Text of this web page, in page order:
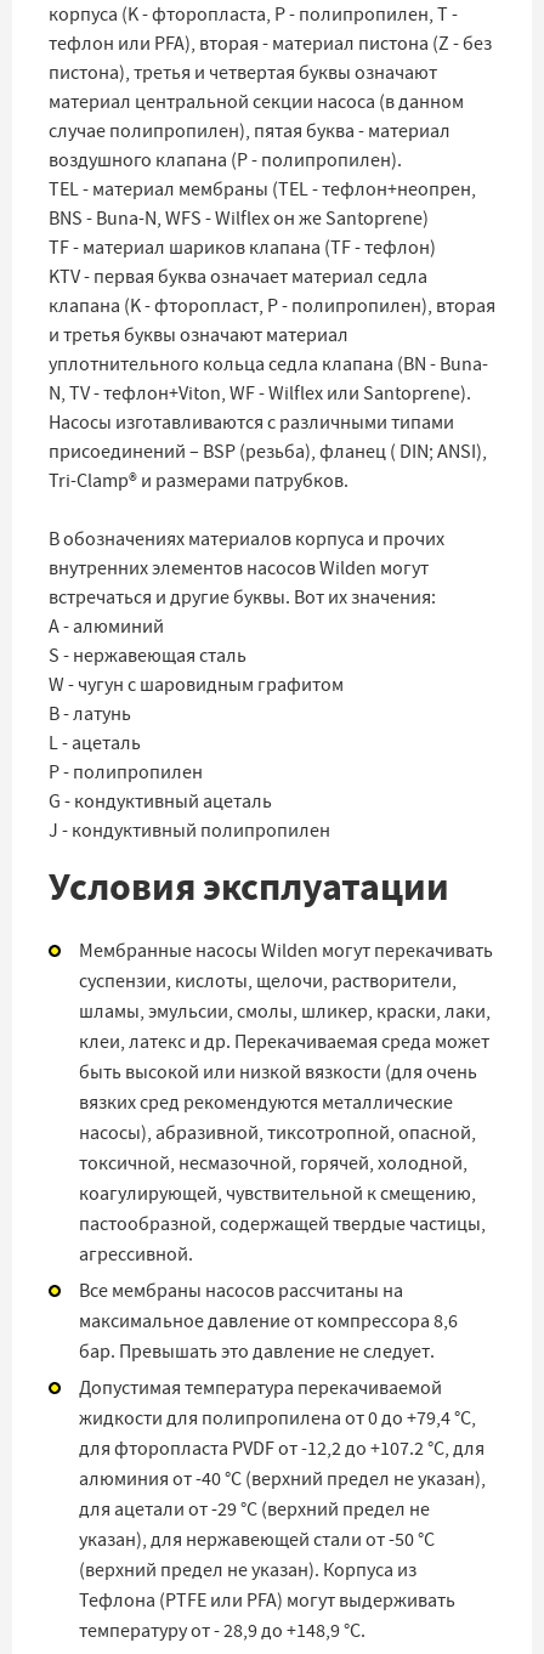
корпуса (K - фторопласта, P - полипропилен, T -
тефлон или PFA), вторая - материал пистона (Z - без
пистона), третья и четвертая буквы означают
материал центральной секции насоса (в данном
случае полипропилен), пятая буква - материал
воздушного клапана (P - полипропилен).
TEL - материал мембраны (TEL - тефлон+неопрен,
BNS - Buna-N, WFS - Wilflex он же Santoprene)
TF - материал шариков клапана (TF - тефлон)
KTV - первая буква означает материал седла
клапана (K - фторопласт, P - полипропилен), вторая
и третья буквы означают материал
уплотнительного кольца седла клапана (BN - Buna-
N, TV - тефлон+Viton, WF - Wilflex или Santoprene).
Насосы изготавливаются с различными типами
присоединений – BSP (резьба), фланец ( DIN; ANSI),
Tri-Clamp® и размерами патрубков.
В обозначениях материалов корпуса и прочих
внутренних элементов насосов Wilden могут
встречаться и другие буквы. Вот их значения:
A - алюминий
S - нержавеющая сталь
W - чугун с шаровидным графитом
B - латунь
L - ацеталь
P - полипропилен
G - кондуктивный ацеталь
J - кондуктивный полипропилен
Условия эксплуатации
Мембранные насосы Wilden могут перекачивать
суспензии, кислоты, щелочи, растворители,
шламы, эмульсии, смолы, шликер, краски, лаки,
клеи, латекс и др. Перекачиваемая среда может
быть высокой или низкой вязкости (для очень
вязких сред рекомендуются металлические
насосы), абразивной, тиксотропной, опасной,
токсичной, несмазочной, горячей, холодной,
коагулирующей, чувствительной к смещению,
пастообразной, содержащей твердые частицы,
агрессивной.
Все мембраны насосов рассчитаны на
максимальное давление от компрессора 8,6
бар. Превышать это давление не следует.
Допустимая температура перекачиваемой
жидкости для полипропилена от 0 до +79,4 °C,
для фторопласта PVDF от -12,2 до +107.2 °C, для
алюминия от -40 °C (верхний предел не указан),
для ацетали от -29 °C (верхний предел не
указан), для нержавеющей стали от -50 °C
(верхний предел не указан). Корпуса из
Тефлона (PTFE или PFA) могут выдерживать
температуру от - 28,9 до +148,9 °C.